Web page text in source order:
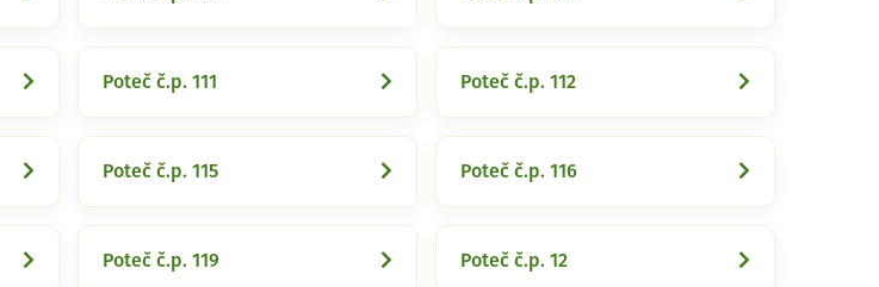
Poteč č.p. 111 Poteč č.p. 112
Poteč č.p. 115 Poteč č.p. 116
Poteč č.p. 119 Poteč č.p. 12